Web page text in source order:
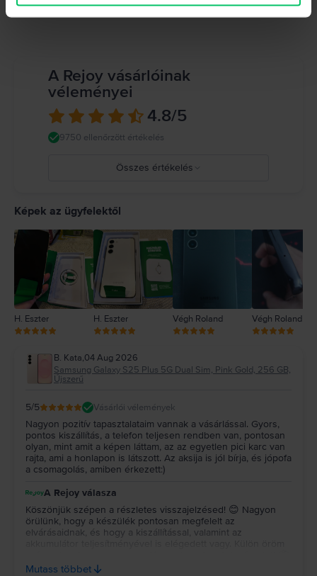
Tulajdonságok megtekintése
A Rejoy vásárlóinak
véleményei
4.8/5
9750 ellenőrzött értékelés
Összes értékelés
1
Képek az ügyfelektől
H. Eszter H. Eszter Végh Roland Végh Roland
B. Kata,04 Aug 2026
Samsung Galaxy S25 Plus 5G Dual Sim, Pink Gold, 256 GB,
Újszerű
5/5 Vásárlói vélemények
Nagyon pozitív tapasztalataim vannak a vásárlással. Gyors,
pontos kiszállítás, a telefon teljesen rendben van, pontosan
olyan, mint amit a képen láttam, az az egyetlen pici karc van
rajta, ami a honlapon is látszott. Az aksija is jól bírja, és jópofa
a csomagolás, amiben érkezett:)
A Rejoy válasza
Köszönjük szépen a részletes visszajelzésed! 😊 Nagyon
örülünk, hogy a készülék pontosan megfelelt az
elvárásaidnak, és hogy a kiszállítással, valamint az
✨ Köszönjük a bizalmadat és az ajánlásodat, kívánunk sok
Mutass többet